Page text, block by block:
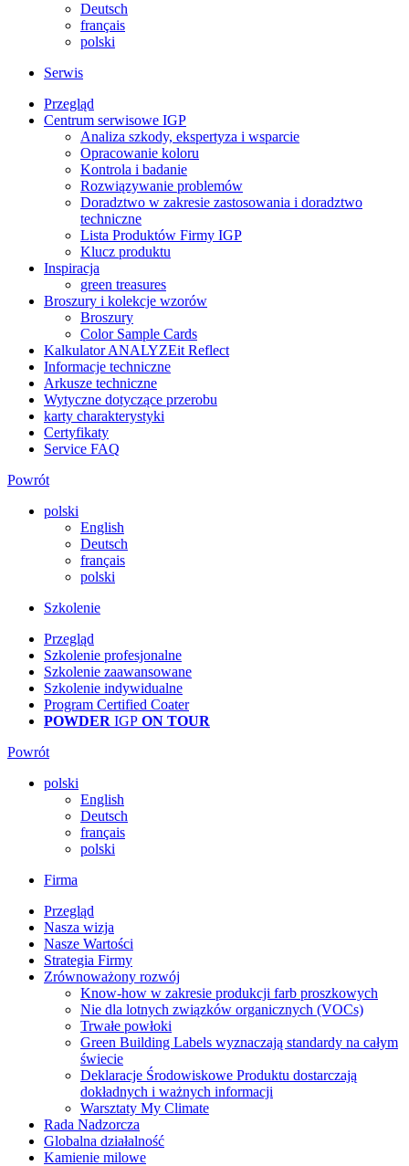
Deutsch
français
polski
Serwis
Przegląd
Centrum serwisowe IGP
Analiza szkody, ekspertyza i wsparcie
Opracowanie koloru
Kontrola i badanie
Rozwiązywanie problemów
Doradztwo w zakresie zastosowania i doradztwo
techniczne
Lista Produktów Firmy IGP
Klucz produktu
Inspiracja
green treasures
Broszury i kolekcje wzorów
Broszury
Color Sample Cards
Kalkulator ANALYZEit Reflect
Informacje techniczne
Arkusze techniczne
Wytyczne dotyczące przerobu
karty charakterystyki
Certyfikaty
Service FAQ
Powrót
polski
English
Deutsch
français
polski
Szkolenie
Przegląd
Szkolenie profesjonalne
Szkolenie zaawansowane
Szkolenie indywidualne
Program Certified Coater
POWDER IGP ON TOUR
Powrót
polski
English
Deutsch
français
polski
Firma
Przegląd
Nasza wizja
Nasze Wartości
Strategia Firmy
Zrównoważony rozwój
Know-how w zakresie produkcji farb proszkowych
Nie dla lotnych związków organicznych (VOCs)
Trwałe powłoki
Green Building Labels wyznaczają standardy na całym
świecie
Deklaracje Środowiskowe Produktu dostarczają
dokładnych i ważnych informacji
Warsztaty My Climate
Rada Nadzorcza
Globalna działalność
Kamienie milowe